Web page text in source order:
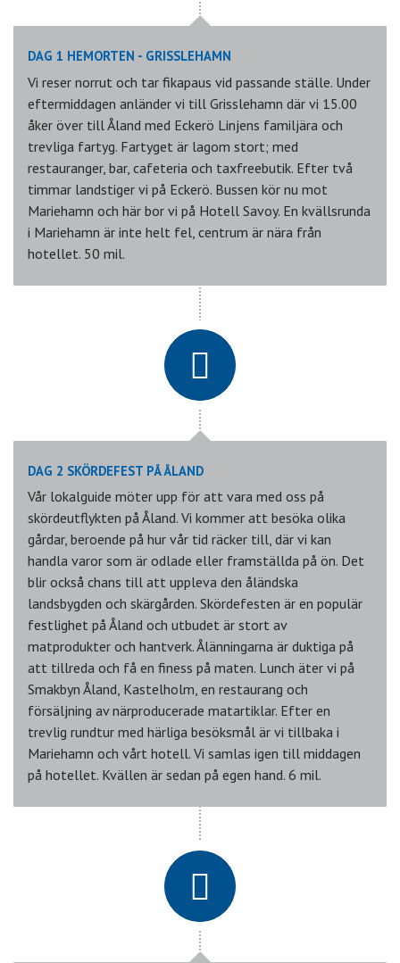
DAG 1 HEMORTEN - GRISSLEHAMN
Vi reser norrut och tar fikapaus vid passande ställe. Under
eftermiddagen anländer vi till Grisslehamn där vi 15.00
åker över till Åland med Eckerö Linjens familjära och
trevliga fartyg. Fartyget är lagom stort; med
restauranger, bar, cafeteria och taxfreebutik. Efter två
timmar landstiger vi på Eckerö. Bussen kör nu mot
Mariehamn och här bor vi på Hotell Savoy. En kvällsrunda
i Mariehamn är inte helt fel, centrum är nära från
hotellet. 50 mil.
DAG 2 SKÖRDEFEST PÅ ÅLAND
Vår lokalguide möter upp för att vara med oss på
skördeutflykten på Åland. Vi kommer att besöka olika
gårdar, beroende på hur vår tid räcker till, där vi kan
handla varor som är odlade eller framställda på ön. Det
blir också chans till att uppleva den åländska
landsbygden och skärgården. Skördefesten är en populär
festlighet på Åland och utbudet är stort av
matprodukter och hantverk. Ålänningarna är duktiga på
att tillreda och få en finess på maten. Lunch äter vi på
Smakbyn Åland, Kastelholm, en restaurang och
försäljning av närproducerade matartiklar. Efter en
trevlig rundtur med härliga besöksmål är vi tillbaka i
Mariehamn och vårt hotell. Vi samlas igen till middagen
på hotellet. Kvällen är sedan på egen hand. 6 mil.